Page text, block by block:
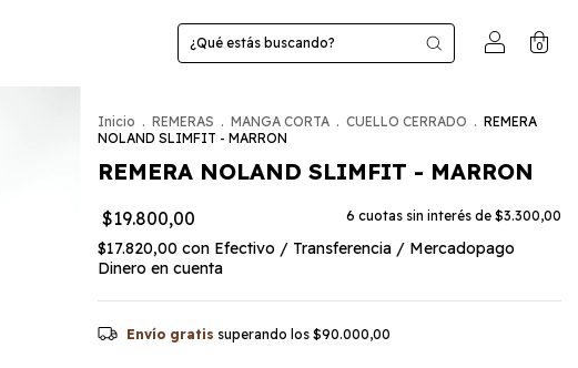
0
Inicio . REMERAS . MANGA CORTA . CUELLO CERRADO . REMERA
NOLAND SLIMFIT - MARRON
REMERA NOLAND SLIMFIT - MARRON
$19.800,00 6 cuotas sin interés de $3.300,00
$17.820,00 con Efectivo / Transferencia / Mercadopago
Dinero en cuenta
Envío gratis superando los $90.000,00